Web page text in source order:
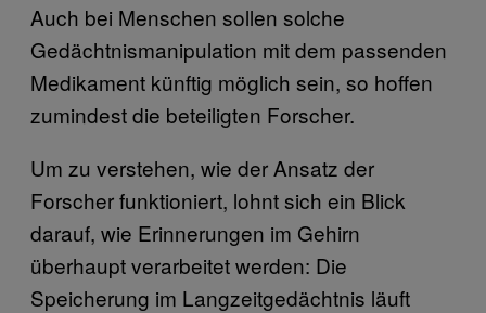
Auch bei Menschen sollen solche
Gedächtnismanipulation mit dem passenden
Medikament künftig möglich sein, so hoffen
zumindest die beteiligten Forscher.
Um zu verstehen, wie der Ansatz der
Forscher funktioniert, lohnt sich ein Blick
darauf, wie Erinnerungen im Gehirn
überhaupt verarbeitet werden: Die
Speicherung im Langzeitgedächtnis läuft